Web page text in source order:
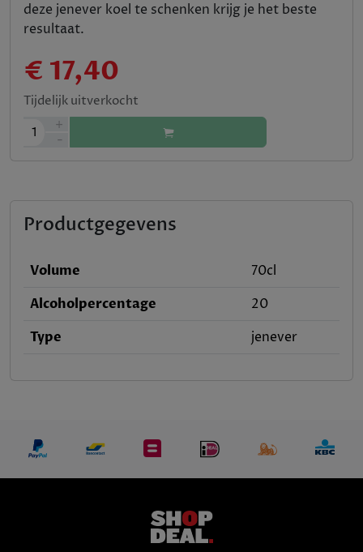
deze jenever koel te schenken krijg je het beste
resultaat.
€ 17,40
Tijdelijk uitverkocht
1
+
-
Productgegevens
Volume
70cl
Alcoholpercentage
20
Type
jenever